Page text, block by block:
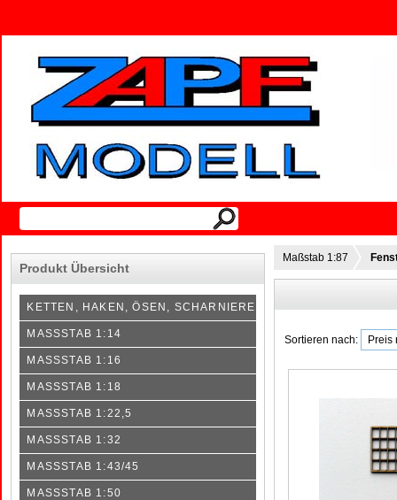
Produkt Übersicht
KETTEN, HAKEN, ÖSEN, SCHARNIERE
MASSSTAB 1:14
MASSSTAB 1:16
MASSSTAB 1:18
MASSSTAB 1:22,5
MASSSTAB 1:32
MASSSTAB 1:43/45
MASSSTAB 1:50
Maßstab 1:87
Sortieren nach: